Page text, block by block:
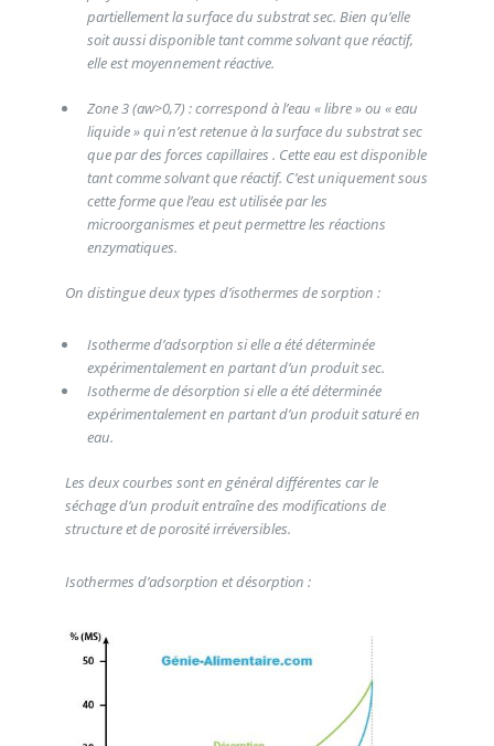
partiellement la surface du substrat sec. Bien qu’elle
soit aussi disponible tant comme solvant que réactif,
elle est moyennement réactive.
Zone 3 (aw>0,7) : correspond à l’eau « libre » ou « eau
liquide » qui n’est retenue à la surface du substrat sec
que par des forces capillaires . Cette eau est disponible
tant comme solvant que réactif. C’est uniquement sous
cette forme que l’eau est utilisée par les
microorganismes et peut permettre les réactions
enzymatiques.
On distingue deux types d’isothermes de sorption :
Isotherme d’adsorption si elle a été déterminée
expérimentalement en partant d’un produit sec.
Isotherme de désorption si elle a été déterminée
expérimentalement en partant d’un produit saturé en
eau.
Les deux courbes sont en général différentes car le
séchage d’un produit entraîne des modifications de
structure et de porosité irréversibles.
Isothermes d’adsorption et désorption :